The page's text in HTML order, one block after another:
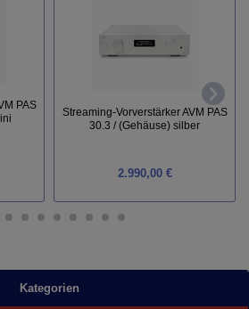
Kategorien
PAS
Streaming-Vorverstärker AVM PAS
30.3 / (Gehäuse) silber
2.990,00 €